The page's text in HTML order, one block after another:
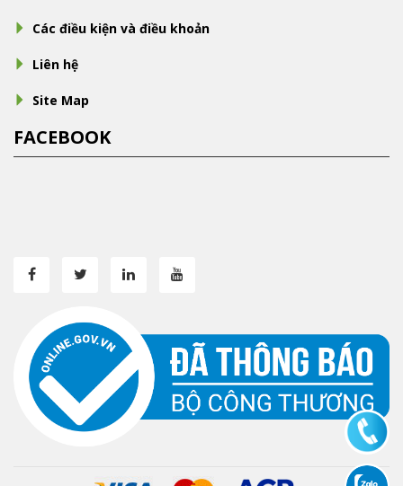
Các điều kiện và điều khoản
Liên hệ
Site Map
FACEBOOK